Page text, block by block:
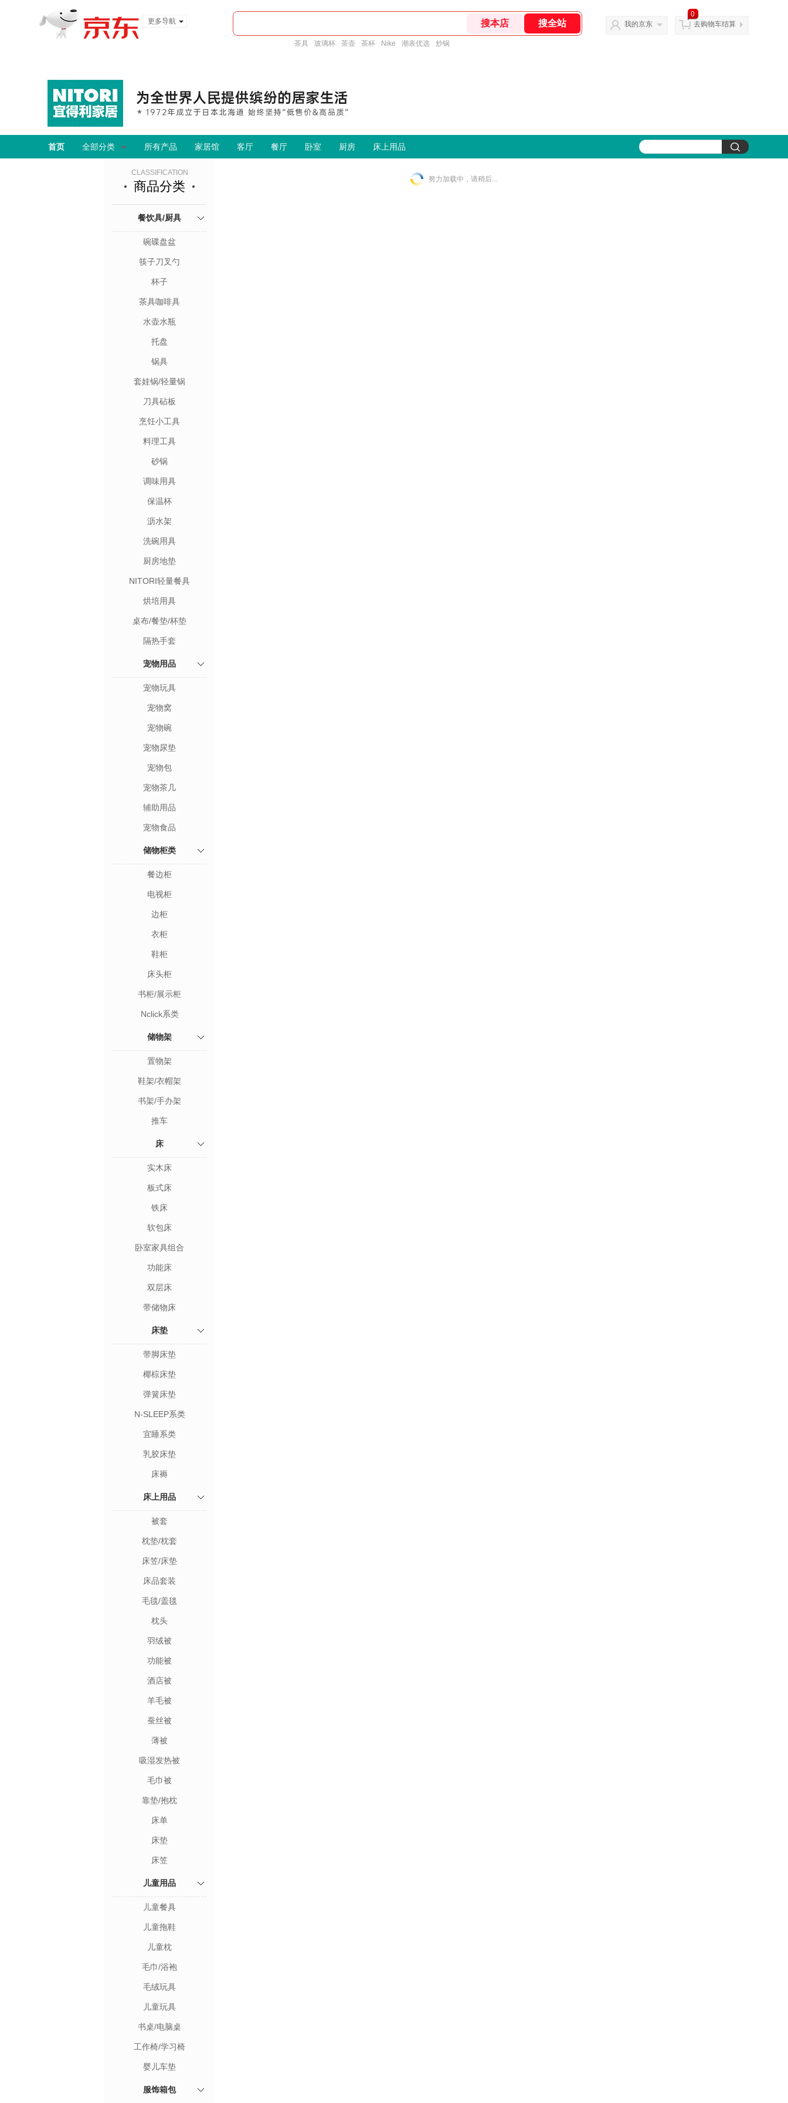
更多导航
茶具 玻璃杯 茶壶 茶杯 Nike 潮表优选 炒锅
我的京东
0
去购物车结算
首页 全部分类 所有产品 家居馆 客厅 餐厅 卧室 厨房 床上用品
CLASSIFICATION
商品分类
餐饮具/厨具
碗碟盘盆
筷子刀叉勺
杯子
茶具咖啡具
水壶水瓶
托盘
锅具
套娃锅/轻量锅
刀具砧板
烹饪小工具
料理工具
砂锅
调味用具
保温杯
沥水架
洗碗用具
厨房地垫
NITORI轻量餐具
烘培用具
桌布/餐垫/杯垫
隔热手套
宠物用品
宠物玩具
宠物窝
宠物碗
宠物尿垫
宠物包
宠物茶几
辅助用品
宠物食品
储物柜类
餐边柜
电视柜
边柜
衣柜
鞋柜
床头柜
书柜/展示柜
Nclick系类
储物架
置物架
鞋架/衣帽架
书架/手办架
推车
床
实木床
板式床
铁床
软包床
卧室家具组合
功能床
双层床
带储物床
床垫
带脚床垫
椰棕床垫
弹簧床垫
N-SLEEP系类
宜睡系类
乳胶床垫
床褥
床上用品
被套
枕垫/枕套
床笠/床垫
床品套装
毛毯/盖毯
枕头
羽绒被
功能被
酒店被
羊毛被
蚕丝被
薄被
吸湿发热被
毛巾被
靠垫/抱枕
床单
床垫
床笠
儿童用品
儿童餐具
儿童拖鞋
儿童枕
毛巾/浴袍
毛绒玩具
儿童玩具
书桌/电脑桌
工作椅/学习椅
婴儿车垫
服饰箱包
努力加载中，请稍后...